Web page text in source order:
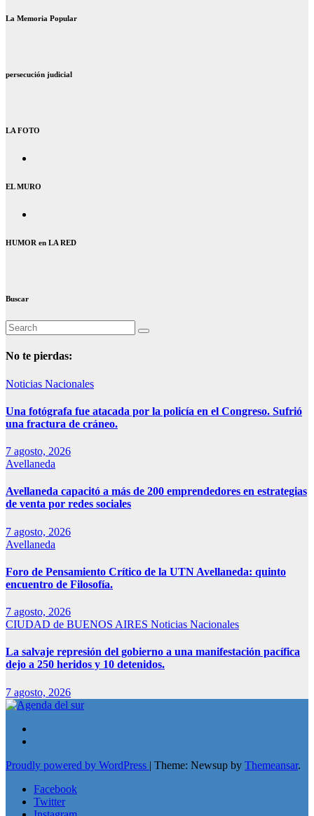
La Memoria Popular
persecución judicial
LA FOTO
EL MURO
HUMOR en LA RED
Buscar
No te pierdas:
Noticias Nacionales
Una fotógrafa fue atacada por la policía en el Congreso. Sufrió
una fractura de cráneo.
7 agosto, 2026
Avellaneda
Avellaneda capacitó a más de 200 emprendedores en estrategias
de venta por redes sociales
7 agosto, 2026
Avellaneda
Foro de Pensamiento Crítico de la UTN Avellaneda: quinto
encuentro de Filosofía.
7 agosto, 2026
CIUDAD de BUENOS AIRES Noticias Nacionales
La salvaje represión del gobierno a una manifestación pacífica
dejo a 250 heridos y 10 detenidos.
7 agosto, 2026
Proudly powered by WordPress | Theme: Newsup by Themeansar.
Facebook
Twitter